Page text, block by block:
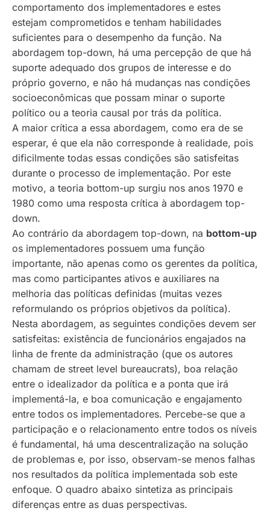
comportamento dos implementadores e estes
estejam comprometidos e tenham habilidades
suficientes para o desempenho da função. Na
abordagem top-down, há uma percepção de que há
suporte adequado dos grupos de interesse e do
próprio governo, e não há mudanças nas condições
socioeconômicas que possam minar o suporte
político ou a teoria causal por trás da política.
A maior crítica a essa abordagem, como era de se
esperar, é que ela não corresponde à realidade, pois
dificilmente todas essas condições são satisfeitas
durante o processo de implementação. Por este
motivo, a teoria bottom-up surgiu nos anos 1970 e
1980 como uma resposta crítica à abordagem top-
down.
Ao contrário da abordagem top-down, na bottom-up
os implementadores possuem uma função
importante, não apenas como os gerentes da política,
mas como participantes ativos e auxiliares na
melhoria das políticas definidas (muitas vezes
reformulando os próprios objetivos da política).
Nesta abordagem, as seguintes condições devem ser
satisfeitas: existência de funcionários engajados na
linha de frente da administração (que os autores
chamam de street level bureaucrats), boa relação
entre o idealizador da política e a ponta que irá
implementá-la, e boa comunicação e engajamento
entre todos os implementadores. Percebe-se que a
participação e o relacionamento entre todos os níveis
é fundamental, há uma descentralização na solução
de problemas e, por isso, observam-se menos falhas
nos resultados da política implementada sob este
enfoque. O quadro abaixo sintetiza as principais
diferenças entre as duas perspectivas.